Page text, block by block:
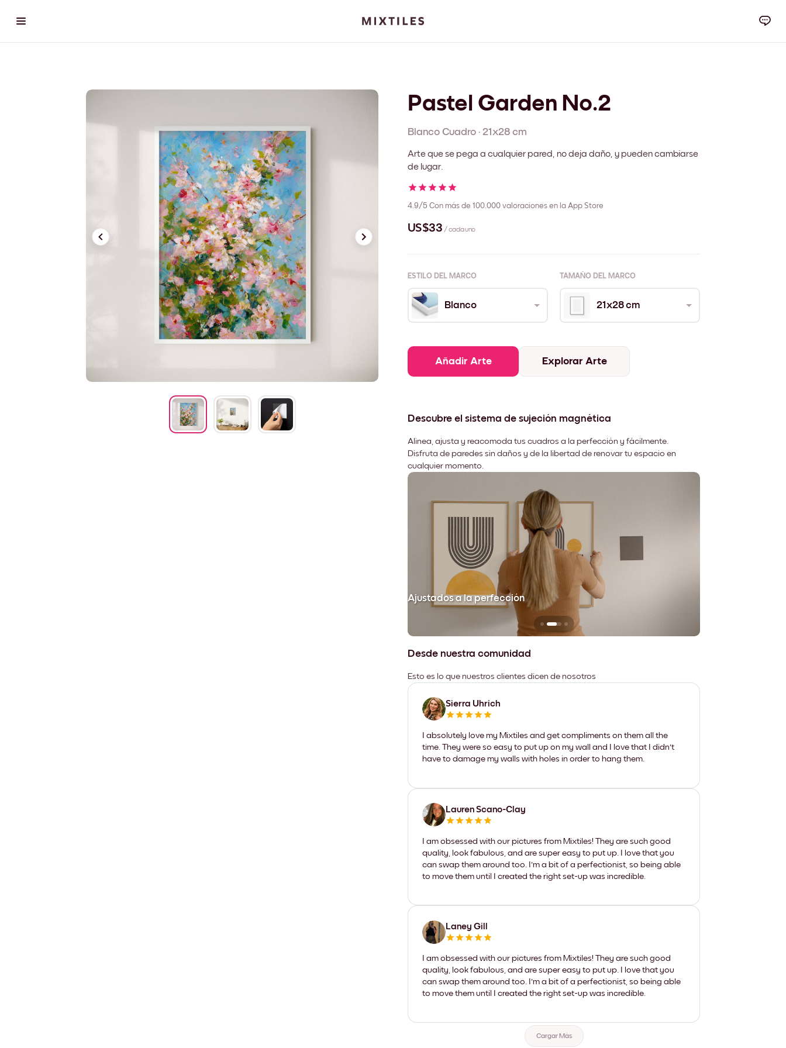
Pastel Garden No.2
Blanco Cuadro · 21x28 cm
Arte que se pega a cualquier pared, no deja daño, y pueden cambiarse
de lugar.
4.9/5 Con más de 100.000 valoraciones en la App Store
US$33 / cada uno
ESTILO DEL MARCO TAMAÑO DEL MARCO
Blanco 21x28 cm
Añadir Arte Explorar Arte
Descubre el sistema de sujeción magnética
Alinea, ajusta y reacomoda tus cuadros a la perfección y fácilmente.
Disfruta de paredes sin daños y de la libertad de renovar tu espacio en
cualquier momento.
Ajustados a la perfección
Desde nuestra comunidad
Esto es lo que nuestros clientes dicen de nosotros
Sierra Uhrich
I absolutely love my Mixtiles and get compliments on them all the
time. They were so easy to put up on my wall and I love that I didn't
have to damage my walls with holes in order to hang them.
Lauren Scano-Clay
I am obsessed with our pictures from Mixtiles! They are such good
quality, look fabulous, and are super easy to put up. I love that you
can swap them around too. I'm a bit of a perfectionist, so being able
to move them until I created the right set-up was incredible.
Laney Gill
I am obsessed with our pictures from Mixtiles! They are such good
quality, look fabulous, and are super easy to put up. I love that you
can swap them around too. I'm a bit of a perfectionist, so being able
to move them until I created the right set-up was incredible.
Cargar Más